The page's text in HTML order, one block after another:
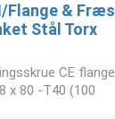
& Fræs
Stål Torx
CE flange
x 80 -T40 (100